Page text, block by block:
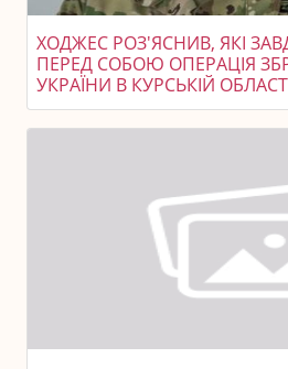
ХОДЖЕС РОЗ'ЯСНИВ, ЯКІ
ПЕРЕД СОБОЮ ОПЕРАЦІЯ
УКРАЇНИ В КУРСЬКІЙ